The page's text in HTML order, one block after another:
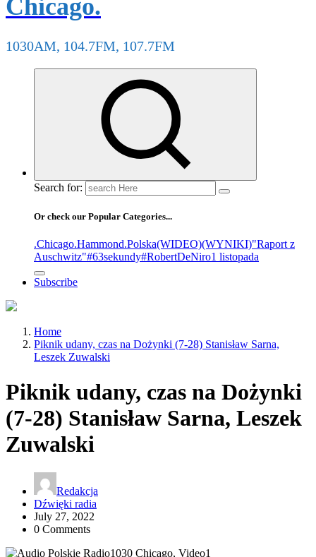
Chicago.
1030AM, 104.7FM, 107.7FM
Search for:
Or check our Popular Categories...
.Chicago.Hammond.Polska(WIDEO)(WYNIKI)"Raport z
Auschwitz"#63sekundy#RobertDeNiro1 listopada
Subscribe
Home
Piknik udany, czas na Dożynki (7-28) Stanisław Sarna,
Leszek Zuwalski
Piknik udany, czas na Dożynki
(7-28) Stanisław Sarna, Leszek
Zuwalski
Redakcja
Dźwięki radia
July 27, 2022
0 Comments